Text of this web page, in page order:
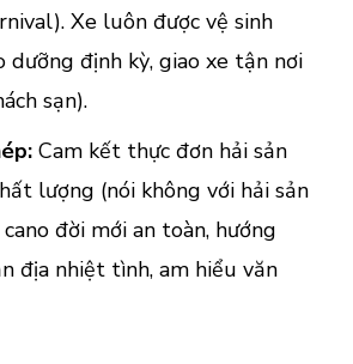
Xe luôn được vệ sinh
dưỡng định kỳ, giao xe tận nơi
sạn).
Cam kết thực đơn hải sản
lượng (nói không với hải sản
đời mới an toàn, hướng
địa nhiệt tình, am hiểu văn